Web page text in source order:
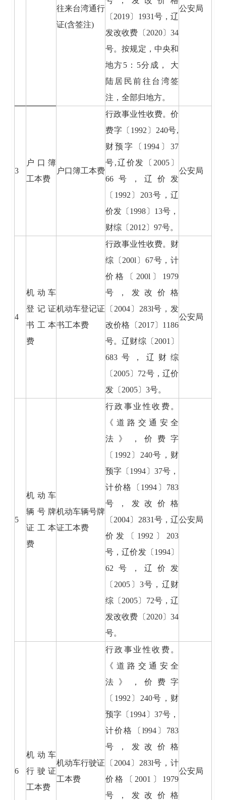
往来台湾通行
证(含签注)
〔2019〕1931号，辽
发改收费〔2020〕34
号。按规定，中央和
地方5：5分成， 大
陆居民前往台湾签
注，全部归地方。
公安局
3
户口簿
工本费
户口簿工本费
行政事业性收费。价
费字〔1992〕240号,
财预字〔1994〕37
号,辽价发〔2005〕
66号，辽价发
〔1992〕203号，辽
价发〔1998〕13号，
财综〔2012〕97号。
公安局
4
机动车
登记证
书工本
费
机动车登记证
书工本费
行政事业性收费。财
综〔200l〕67号，计
价格〔200l〕1979
号，发改价格
〔2004〕283l号，发
改价格〔2017〕1186
号。辽财综〔2001〕
683号，辽财综
〔2005〕72号，辽价
发〔2005〕3号。
公安局
5
机动车
辆号牌
证工本
费
机动车辆号牌
证工本费
行政事业性收费。
《道路交通安全
法》，价费字
〔1992〕240号，财
预字〔1994〕37号，
计价格〔1994〕783
号，发改价格
〔2004〕2831号，辽
价发〔1992〕203
号，辽价发〔1994〕
62号，辽价发
〔2005〕3号，辽财
综〔2005〕72号，辽
发改收费〔2020〕34
号。
公安局
6
机动车
行驶证
工本费
机动车行驶证
工本费
行政事业性收费。
《道路交通安全
法》，价费字
〔1992〕240号，财
预字〔1994〕37号，
计价格〔l994〕783
号，发改价格
〔2004〕283l号，计
价格〔2001〕1979
号，发改价格
公安局